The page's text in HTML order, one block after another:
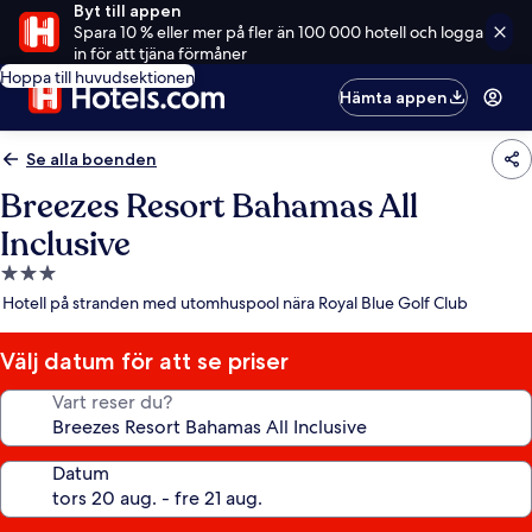
Byt till appen
Spara 10 % eller mer på fler än 100 000 hotell och logga
in för att tjäna förmåner
Hoppa till huvudsektionen
Hämta appen
Se alla boenden
Breezes Resort Bahamas All
Inclusive
3.0-
stjärnigt
Hotell på stranden med utomhuspool nära Royal Blue Golf Club
Välj datum för att se priser
Vart reser du?
Datum